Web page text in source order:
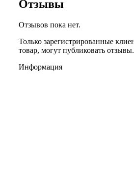
Отзывы
Отзывов пока нет.
Только зарегистрированные
товар, могут публиковать отзывы.
Информация